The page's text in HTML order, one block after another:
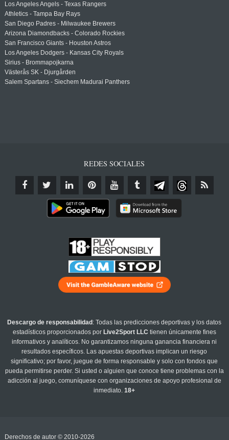
Los Angeles Angels - Texas Rangers
Athletics - Tampa Bay Rays
San Diego Padres - Milwaukee Brewers
Arizona Diamondbacks - Colorado Rockies
San Francisco Giants - Houston Astros
Los Angeles Dodgers - Kansas City Royals
Sirius - Brommapojkarna
Västerås SK - Djurgården
Salem Spartans - Siechem Madurai Panthers
REDES SOCIALES
Descargo de responsabilidad : Todas las predicciones deportivas y los datos
estadísticos proporcionados por Live2Sport LLC tienen únicamente fines
informativos y analíticos. No garantizamos ninguna ganancia financiera ni
resultados específicos. Las apuestas deportivas implican un riesgo
significativo; por favor, juegue de forma responsable y solo con fondos que
pueda permitirse perder. Si usted o alguien que conoce tiene problemas con la
adicción al juego, comuníquese con organizaciones de apoyo profesional de
inmediato.18+
Derechos de autor © 2010-2026